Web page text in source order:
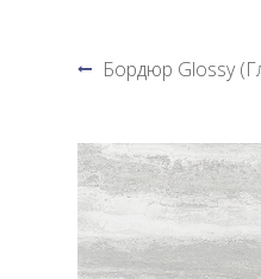
Бордюр Glossy